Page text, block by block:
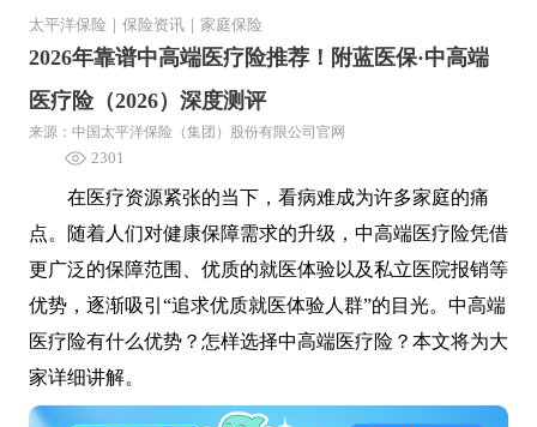
太平洋保险 保险资讯 家庭保险
2026年靠谱中高端医疗险推荐！附蓝医保·中高端
医疗险（2026）深度测评
来源：中国太平洋保险（集团）股份有限公司官网
2301
在医疗资源紧张的当下，看病难成为许多家庭的痛
点。随着人们对健康保障需求的升级，中高端医疗险凭借
更广泛的保障范围、优质的就医体验以及私立医院报销等
优势，逐渐吸引“追求优质就医体验人群”的目光。中高端
医疗险有什么优势？怎样选择中高端医疗险？本文将为大
家详细讲解。